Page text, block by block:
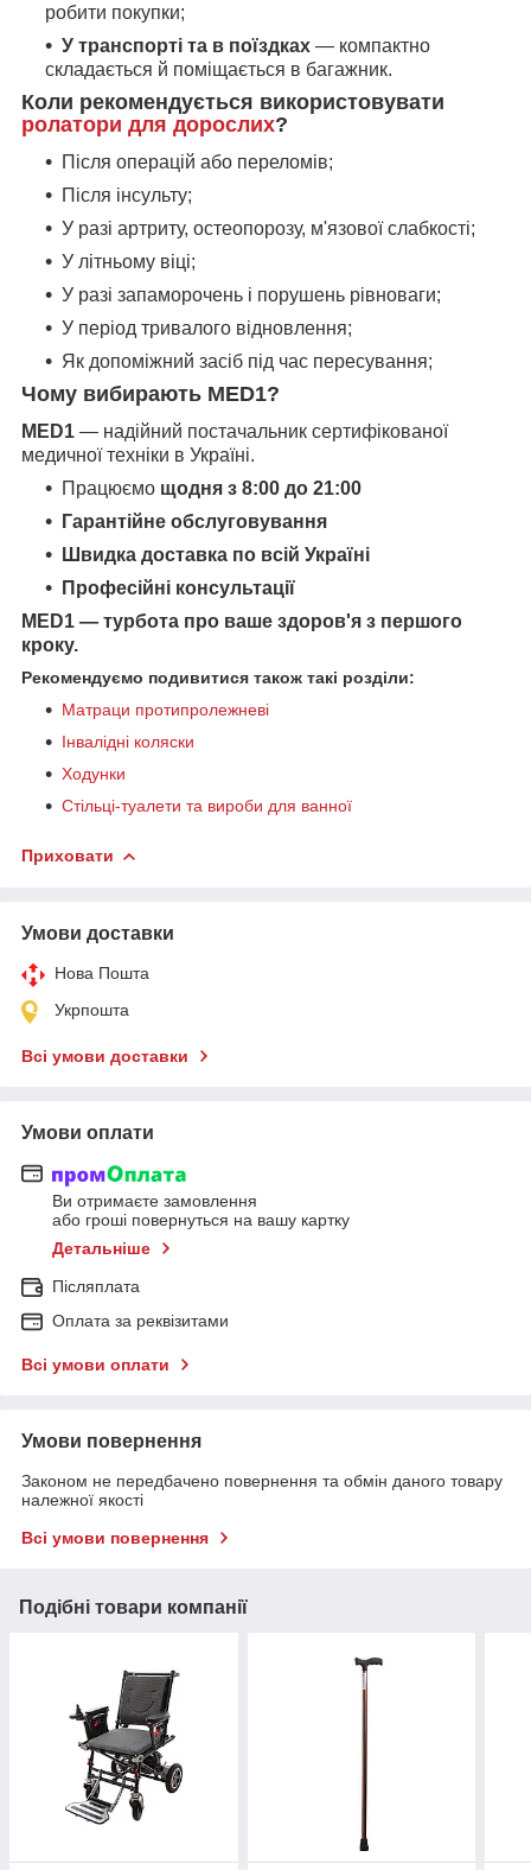
робити покупки;
У транспорті та в поїздках — компактно
складається й поміщається в багажник.
Коли рекомендується використовувати
ролатори для дорослих?
Після операцій або переломів;
Після інсульту;
У разі артриту, остеопорозу, м'язової слабкості;
У літньому віці;
У разі запаморочень і порушень рівноваги;
У період тривалого відновлення;
Як допоміжний засіб під час пересування;
Чому вибирають MED1?
MED1 — надійний постачальник сертифікованої
медичної техніки в Україні.
Працюємо щодня з 8:00 до 21:00
Гарантійне обслуговування
Швидка доставка по всій Україні
Професійні консультації
MED1 — турбота про ваше здоров'я з першого
кроку.
Рекомендуємо подивитися також такі розділи:
Матраци протипролежневі
Інвалідні коляски
Ходунки
Стільці-туалети та вироби для ванної
Приховати
Умови доставки
Нова Пошта
Укрпошта
Всі умови доставки
Умови оплати
Ви отримаєте замовлення
або гроші повернуться на вашу картку
Детальніше
Післяплата
Оплата за реквізитами
Всі умови оплати
Умови повернення
Законом не передбачено повернення та обмін даного товару
належної якості
Всі умови повернення
Подібні товари компанії